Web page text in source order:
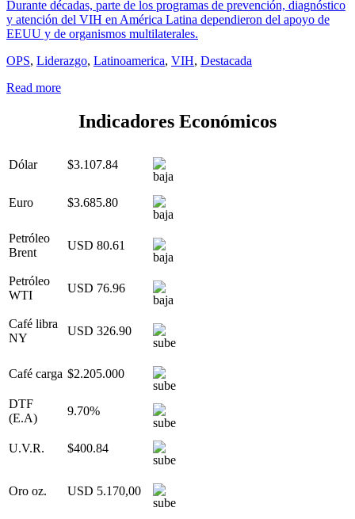
Durante décadas, parte de los programas de prevención, diagnóstico
y atención del VIH en América Latina dependieron del apoyo de
EEUU y de organismos multilaterales.
OPS, Liderazgo, Latinoamerica, VIH, Destacada
Read more
Indicadores Económicos
Dólar $3.107.84
Euro $3.685.80
Petróleo
Brent
USD 80.61
Petróleo
WTI
USD 76.96
Café libra
NY
USD 326.90
Café carga $2.205.000
DTF
(E.A)
9.70%
U.V.R. $400.84
Oro oz. USD 5.170,00